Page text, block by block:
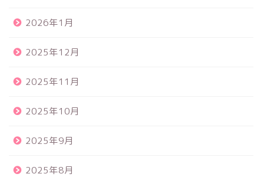
2026年1月
2025年12月
2025年11月
2025年10月
2025年9月
2025年8月